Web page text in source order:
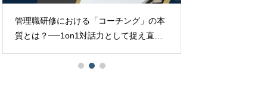
管理職研修における「コーチング」の本
質とは？──1on1対話力として捉え直